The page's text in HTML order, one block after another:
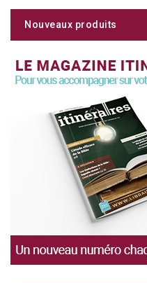
Nouveaux produits